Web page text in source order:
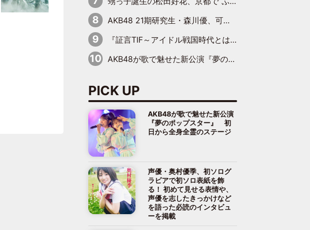
AKB48 21期研究生・森川優、可愛さもある大人の女性に
『証言TIF～アイドル戦国時代とはなんだったのか～』第10回：さくら学院・武藤彩未×飯田らうら「正直、中3で辞めるというのを信じてなくて。そう言われてはいたけど、嘘でしょって」
AKB48が歌で魅せた新公演『夢のポップスター』 初日から全身全霊のステージ
PICK UP
AKB48が歌で魅せた新公演
『夢のポップスター』 初
日から全身全霊のステージ
声優・奥村優季、初ソログ
ラビアで初ソロ表紙を飾
る！ 初めて見せる表情や、
声優を志したきっかけなど
を語った必読のインタビュ
ーを掲載